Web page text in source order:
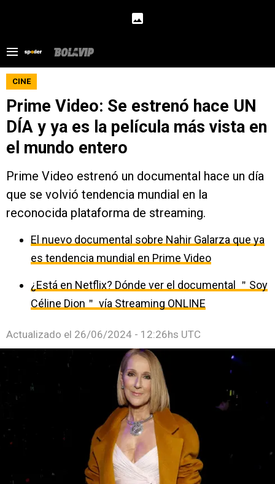
CINE
Prime Video: Se estrenó hace UN
DÍA y ya es la película más vista en
el mundo entero
Prime Video estrenó un documental hace un día
que se volvió tendencia mundial en la
reconocida plataforma de streaming.
El nuevo documental sobre Nahir Galarza que ya
es tendencia mundial en Prime Video
¿Está en Netflix? Dónde ver el documental ＂Soy
Céline Dion＂ vía Streaming ONLINE
Actualizado el 26/06/2024 - 12:26hs UTC